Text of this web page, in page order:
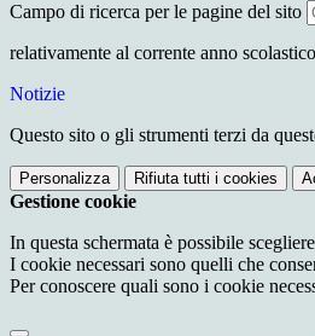
Campo di ricerca per le pagine del sito
relativamente al corrente anno
Notizie
Questo sito o gli strumenti terzi da
Personalizza Rifiuta tutti i cookies
Gestione cookie
In questa schermata è possibile
I cookie necessari sono quelli che
Per conoscere quali sono i cookie